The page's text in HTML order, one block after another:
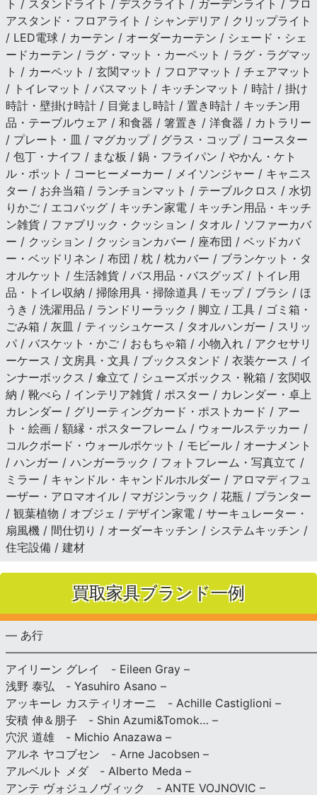
ト / スタンドライト / デスクライト / ガーデンライト / フロ
アスタンド・フロアライト / シャンデリア / クリップライト
/ LED電球 / カーテン / オーダーカーテン / シェード・シェ
ードカーテン / ラグ・マット・カーペット / ラグ・ラグマッ
ト / カーペット / 玄関マット / フロアマット / チェアマット
/ トイレマット / バスマット / キッチンマット / 時計 / 掛け
時計・壁掛け時計 / 目覚まし時計 / 置き時計 / キッチン用
品・テーブルウェア / 和食器 / 箸置き / 洋食器 / カトラリー
/ プレート・皿 / マグカップ / グラス・コップ / コースター
/ 包丁・ナイフ / まな板 / 鍋・フライパン / やかん・ケト
ル・ポット / コーヒーメーカー / メイソンジャー / キャニス
ター / お弁当箱 / ランチョンマット / テーブルクロス / 水切
りかご / エコバッグ / キッチン家電 / キッチン用品・キッチ
ン雑貨 / ファブリック・クッション / タオル / ソファーカバ
ー / クッション / クッションカバー / 座布団 / ベッドカバ
ー・ベッドリネン / 布団 / 枕 / 枕カバー / ブランケット・タ
オルケット / 生活雑貨 / バス用品・バスグッズ / トイレ用
品・トイレ収納 / 掃除用具・掃除道具 / モップ / ブラシ / ほ
うき / 洗濯用品 / ランドリーラック / 脚立 / 工具 / ゴミ箱・
ごみ箱 / 灰皿 / ティッシュケース / タオルハンガー / スリッ
パ / バスケット・かご / おもちゃ箱 / 小物入れ / アクセサリ
ーケース / 文房具・文具 / ブックスタンド / 衣装ケース / イ
ンナーボックス / 傘立て / シューズボックス・靴箱 / 玄関収
納 / 靴べら / インテリア雑貨 / ポスター / カレンダー・卓上
カレンダー / グリーティングカード・ポストカード / アー
ト・絵画 / 額縁・ポスターフレーム / ウォールステッカー /
コルクボード・ウォールポケット / モビール / オーナメント
/ ハンガー / ハンガーラック / フォトフレーム・写真立て /
ミラー / キャンドル・キャンドルホルダー / アロマディフュ
ーザー・アロマオイル / マガジンラック / 花瓶 / プランター
/ 観葉植物 / オブジェ / デザイン家電 / サーキュレーター・
扇風機 / 間仕切り / オーダーキッチン / システムキッチン /
住宅設備 / 建材
買取家具ブランド一例
— あ行
アイリーン グレイ - Eileen Gray –
浅野 泰弘 - Yasuhiro Asano –
アッキーレ カスティリオーニ - Achille Castiglioni –
安積 伸＆朋子 - Shin Azumi&Tomok… –
穴沢 道雄 - Michio Anazawa –
アルネ ヤコブセン - Arne Jacobsen –
アルベルト メダ - Alberto Meda –
アンテ ヴォジュノヴィック - ANTE VOJNOVIC –